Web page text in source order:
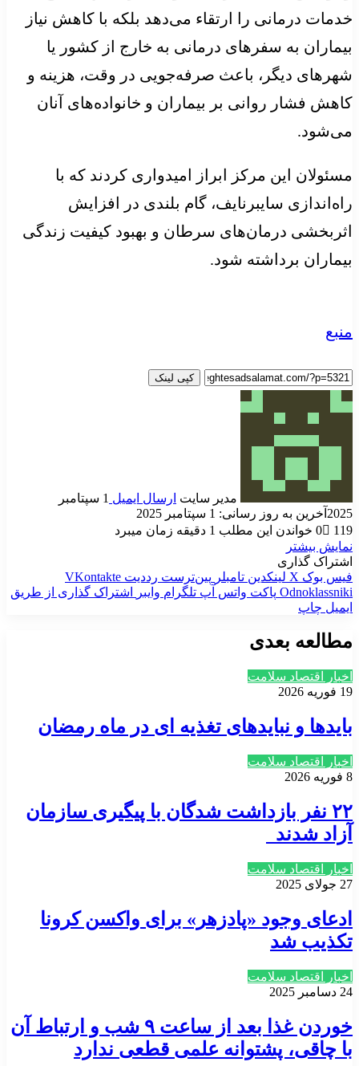
خدمات درمانی را ارتقاء می‌دهد بلکه با کاهش نیاز
بیماران به سفرهای درمانی به خارج از کشور یا
شهرهای دیگر، باعث صرفه‌جویی در وقت، هزینه و
کاهش فشار روانی بر بیماران و خانواده‌های آنان
می‌شود.
مسئولان این مرکز ابراز امیدواری کردند که با
راه‌اندازی سایبرنایف، گام بلندی در افزایش
اثربخشی درمان‌های سرطان و بهبود کیفیت زندگی
بیماران برداشته شود.
منبع
کپی لینک
مدیر سایت ارسال ایمیل
1 سپتامبر
2025 آخرین به روز رسانی: 1 سپتامبر 2025
0
119
خواندن این مطلب 1 دقیقه زمان میبرد
نمایش بیشتر
اشتراک گذاری
فیس بوک X لینکدین ‫تامبلر ‫پین‌ترست ‫رددیت ‫VKontakte
‫Odnoklassniki پاکت واتس آپ تلگرام وایبر
اشتراک گذاری از طریق
ایمیل چاپ
مطالعه بعدی
اخبار اقتصاد سلامت
19 فوریه 2026
بایدها و نبایدهای تغذیه ای در ماه رمضان
اخبار اقتصاد سلامت
8 فوریه 2026
۲۲ نفر بازداشت شدگان با پیگیری سازمان
آزاد شدند
اخبار اقتصاد سلامت
27 جولای 2025
ادعای وجود «پادزهر» برای واکسن کرونا
تکذیب شد
اخبار اقتصاد سلامت
24 دسامبر 2025
خوردن غذا بعد از ساعت ۹ شب و ارتباط آن
با چاقی، پشتوانه علمی قطعی ندارد